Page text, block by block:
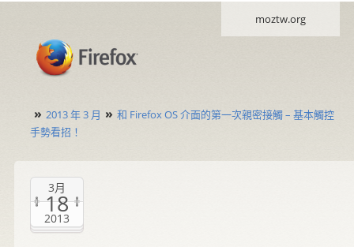
moztw.org
» 2013 年 3 月 » 和 Firefox OS 介面的第一次親密接觸 – 基本觸控
手勢看招！
3月
18
2013